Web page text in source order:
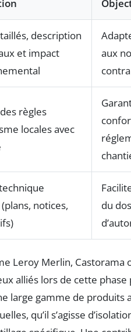
description
et impact
aux
règles
locales avec
notices,
du
Leroy Merlin, Castorama
alliés lors de cette
large gamme de produits
qu’il s’agisse